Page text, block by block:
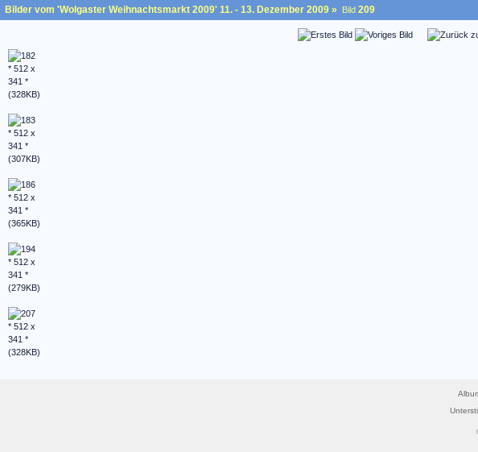
Bilder vom 'Wolgaster Weihnachtsmarkt 2009' 11. - 13. Dezember 2009 » Bild 209